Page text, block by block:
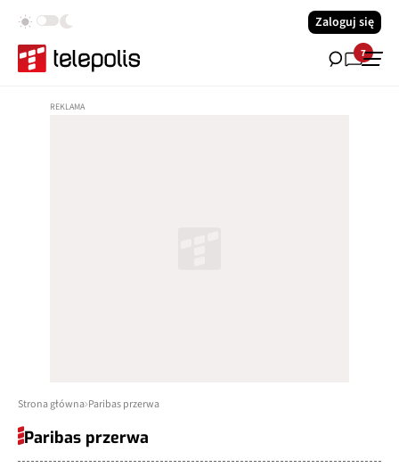
Zaloguj się
7
Strona główna Paribas przerwa
Paribas przerwa